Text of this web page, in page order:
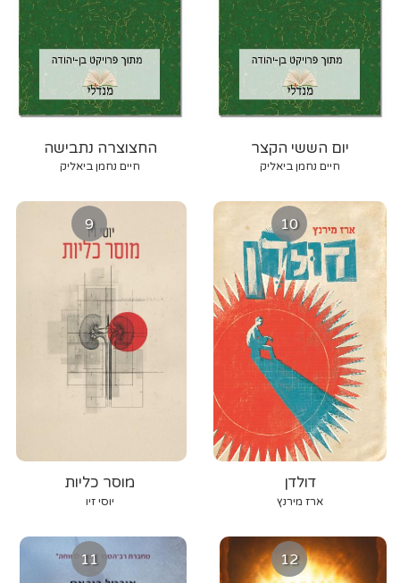
החצוצרה נתבישה
חיים נחמן ביאליק
יום הששי הקצר
חיים נחמן ביאליק
9
מוסר כליות
יוסי זיו
10
דולדן
ארז מירנץ
11 12